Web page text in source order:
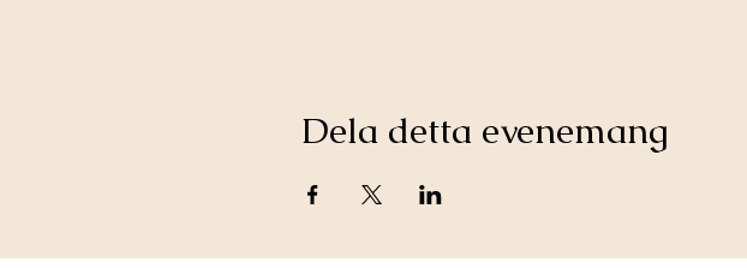
Dela detta evenemang